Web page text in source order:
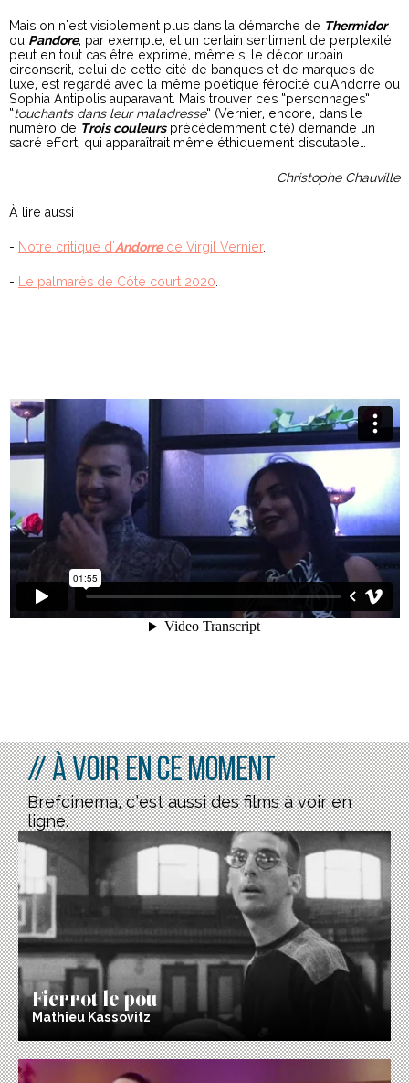
Mais on n'est visiblement plus dans la démarche de Thermidor
ou Pandore, par exemple, et un certain sentiment de perplexité
peut en tout cas être exprimé, même si le décor urbain
circonscrit, celui de cette cité de banques et de marques de
luxe, est regardé avec la même poétique férocité qu'Andorre ou
Sophia Antipolis auparavant. Mais trouver ces “personnages”
“touchants dans leur maladresse” (Vernier, encore, dans le
numéro de Trois couleursprécédemment cité) demande un
sacré effort, qui apparaîtrait même éthiquement discutable…
Christophe Chauville
À lire aussi :
- Notre critique d'Andorrede Virgil Vernier.
- Le palmarès de Côté court 2020
// À voir en ce moment
Brefcinema, c’est aussi des films à voir en
ligne.
Fierrot le pou
Mathieu Kassovitz